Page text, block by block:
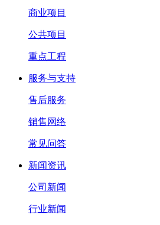
商业项目
公共项目
重点工程
服务与支持
售后服务
销售网络
常见问答
新闻资讯
公司新闻
行业新闻